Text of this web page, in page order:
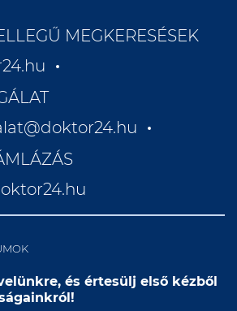
MEGKERESÉSEK
és értesülj első kézből